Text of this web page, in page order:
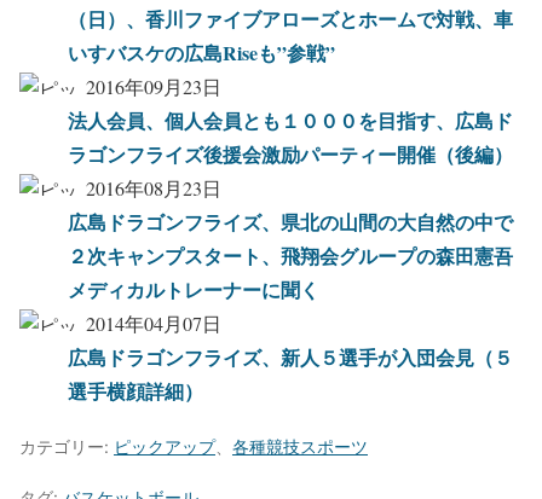
（日）、香川ファイブアローズとホームで対戦、車
いすバスケの広島Riseも”参戦”
2016年09月23日
法人会員、個人会員とも１０００を目指す、広島ド
ラゴンフライズ後援会激励パーティー開催（後編）
2016年08月23日
広島ドラゴンフライズ、県北の山間の大自然の中で
２次キャンプスタート、飛翔会グループの森田憲吾
メディカルトレーナーに聞く
2014年04月07日
広島ドラゴンフライズ、新人５選手が入団会見（５
選手横顔詳細）
カテゴリー: ピックアップ、 各種競技スポーツ